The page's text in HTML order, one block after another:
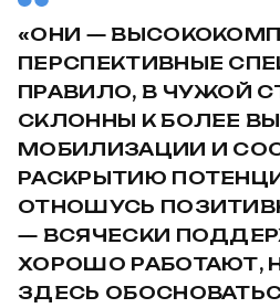
«ОНИ —
ПЕРСПЕКТИВНЫЕ
ПРАВИЛО, В ЧУЖОЙ
СКЛОННЫ К БОЛЕЕ
МОБИЛИЗАЦИИ И
РАСКРЫТИЮ
ОТНОШУСЬ
— ВСЯЧЕСКИ
ХОРОШО РАБОТАЮТ,
ЗДЕСЬ